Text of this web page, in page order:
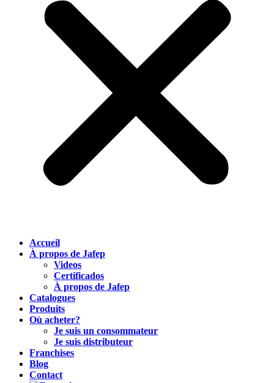
Accueil
À propos de Jafep
Videos
Certificados
À propos de Jafep
Catalogues
Produits
Où acheter?
Je suis un consommateur
Je suis distributeur
Franchises
Blog
Contact